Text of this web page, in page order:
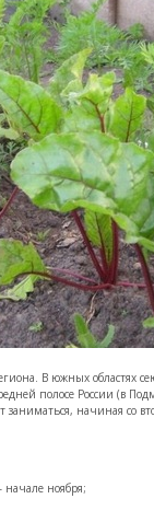
В южных областях
полосе России (в
начиная со
начале ноября;